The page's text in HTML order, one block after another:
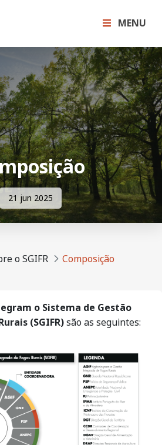
MENU
21 jun 2025
o SGIFR Composição
o Sistema de Gestão
(SGIFR)são as seguintes: